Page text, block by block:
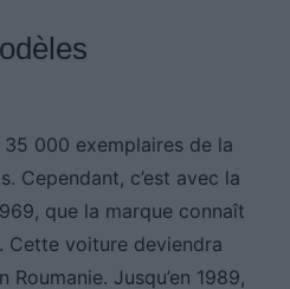
35 000 exemplaires de la
Cependant, c’est avec la
que la marque connaît
Cette voiture deviendra
Jusqu’en 1989,